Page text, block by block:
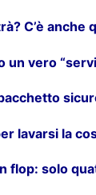
C’è
un vero
lavarsi la
flop: solo